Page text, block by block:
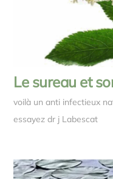
Le sureau et
voilà un anti infectieux
essayez dr j Labescat